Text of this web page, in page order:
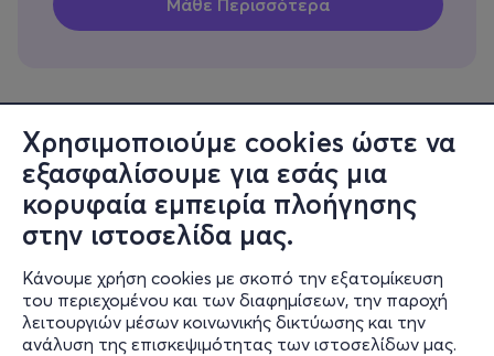
Χρησιμοποιούμε cookies ώστε να
εξασφαλίσουμε για εσάς μια
κορυφαία εμπειρία πλοήγησης
στην ιστοσελίδα μας.
Κάνουμε χρήση cookies με σκοπό την εξατομίκευση
του περιεχομένου και των διαφημίσεων, την παροχή
λειτουργιών μέσων κοινωνικής δικτύωσης και την
ανάλυση της επισκεψιμότητας των ιστοσελίδων μας.
Πληροφορίες
Υποστήριξη
Stay Connected